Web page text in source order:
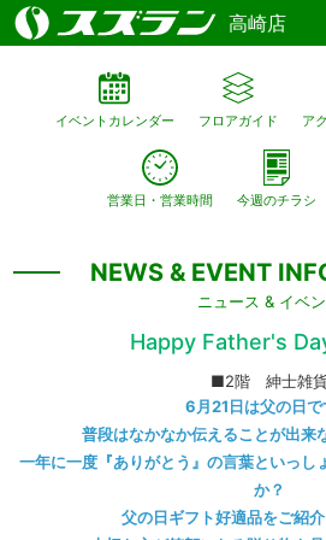
高崎店
イベントカレンダー フロアガイド ア
営業日・営業時間 今週のチラシ
NEWS & EVENT
ニュース & イベ
Happy Father's
■2階 紳士雑
6月21日は父の日で
普段はなかなか伝えることが出来
一年に一度『ありがとう』の言葉といっし
か？
父の日ギフト好適品をご紹介